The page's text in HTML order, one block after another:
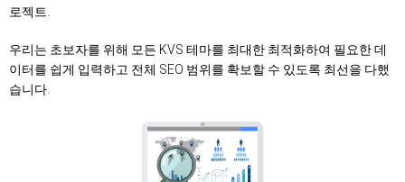
로젝트.
우리는 초보자를 위해 모든 KVS 테마를 최대한 최적화하여 필요한 데
이터를 쉽게 입력하고 전체 SEO 범위를 확보할 수 있도록 최선을 다했
습니다.